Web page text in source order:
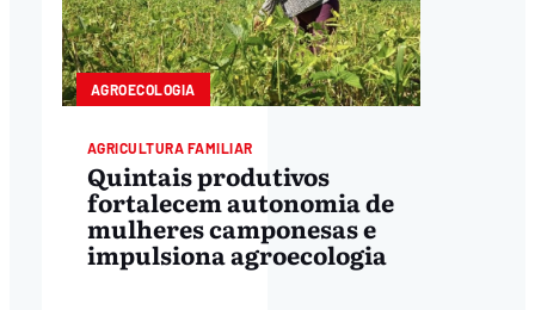
AGROECOLOGIA
AGRICULTURA FAMILIAR
Quintais produtivos
fortalecem autonomia de
mulheres camponesas e
impulsiona agroecologia